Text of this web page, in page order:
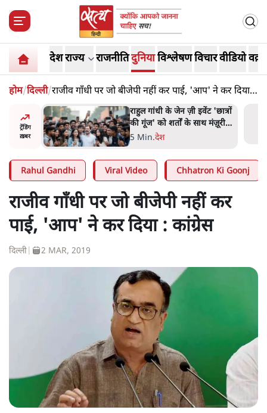
देशराज्य राजनीतिदुनियाविश्लेषणविचारवीडियो
होम/दिल्ली/राजीव गाँधी पर जो बीजेपी नहीं कर पाई, 'आप' ने कर दिया :
कांग्रेस
ट्रेंडिंग
ख़बर
राहुल गांधी के जेन ज़ी इवेंट 'छात्रों
की गूंज' को शर्तों के साथ मंज़ूरी
देना पड़ा
5 Min.देश
Rahul Gandhi Viral Video Chhatron Ki Goonj
राजीव गाँधी पर जो बीजेपी नहीं कर
पाई, 'आप' ने कर दिया : कांग्रेस
दिल्ली 2 MAR, 2019